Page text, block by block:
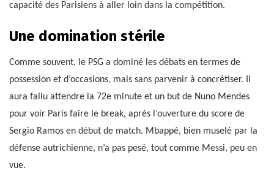
capacité des Parisiens à aller loin dans la compétition.
Une domination stérile
Comme souvent, le PSG a dominé les débats en termes de
possession et d’occasions, mais sans parvenir à concrétiser. Il
aura fallu attendre la 72e minute et un but de Nuno Mendes
pour voir Paris faire le break, après l’ouverture du score de
Sergio Ramos en début de match. Mbappé, bien muselé par la
défense autrichienne, n’a pas pesé, tout comme Messi, peu en
vue.